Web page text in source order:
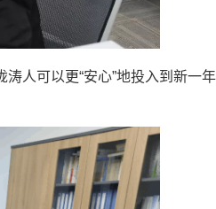
人可以更“安心”地投入到新一